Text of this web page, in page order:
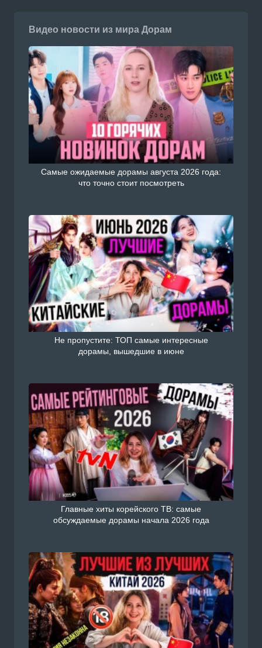
Видео новости из мира Дорам
Самые ожидаемые дорамы августа 2026 года:
что точно стоит посмотреть
Не пропустите: ТОП самые интересные
дорамы, вышедшие в июне
Главные хиты корейского ТВ: самые
обсуждаемые дорамы начала 2026 года